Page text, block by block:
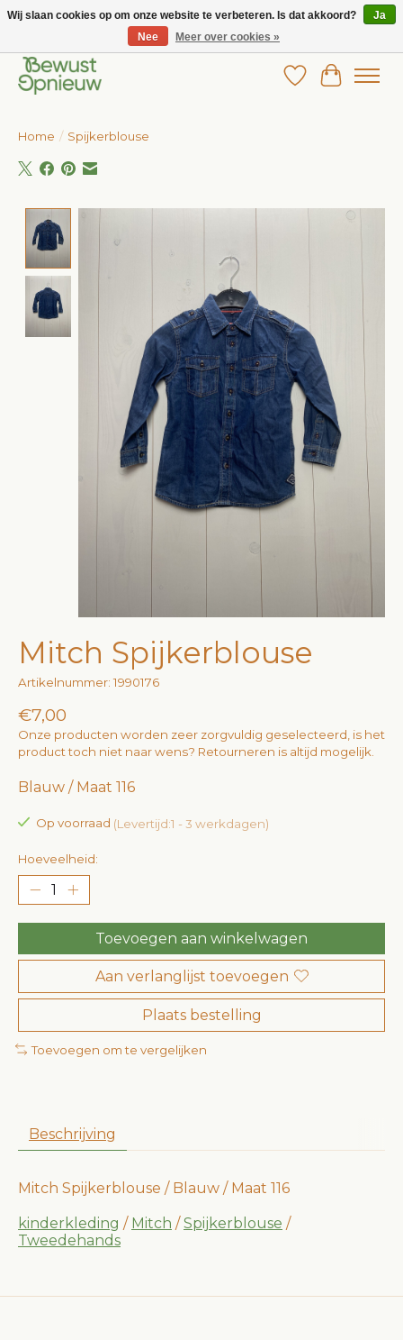
Wij bieden het grootste aanbod in betaalbare kinderkleding!
Verlanglijst
Home / Spijkerblouse
Mitch Spijkerblouse
Artikelnummer: 1990176
€7,00
Onze producten worden zeer zorgvuldig geselecteerd, is het
product toch niet naar wens? Retourneren is altijd mogelijk.
Blauw / Maat 116
Op voorraad (Levertijd:1 - 3 werkdagen)
Hoeveelheid:
Toevoegen aan winkelwagen
Aan verlanglijst toevoegen
Plaats bestelling
Toevoegen om te vergelijken
Beschrijving
Mitch Spijkerblouse / Blauw / Maat 116
kinderkleding / Mitch / Spijkerblouse /
Tweedehands
Wij slaan cookies op om onze website te verbeteren. Is dat akkoord?
Ja
Nee
Meer over cookies »